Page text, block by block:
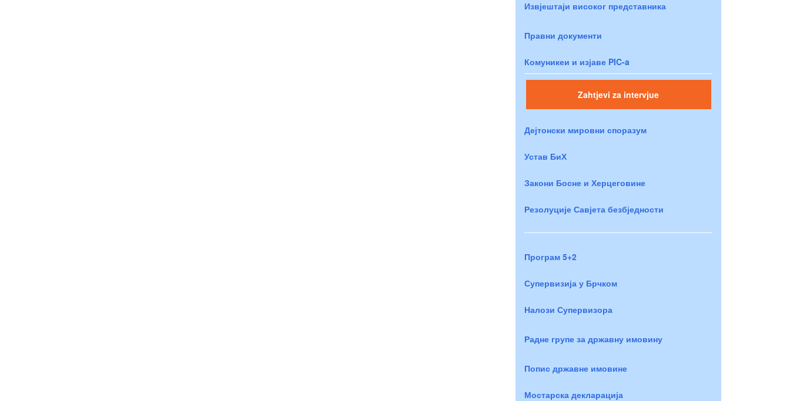
Извјештаји високог представника
Правни документи
Комуникеи и изјаве PIC-a
Zahtjevi za intervjue
Дејтонски мировни споразум
Устав БиХ
Закони Босне и Херцеговине
Резолуције Савјета безбједности
Програм 5+2
Супервизија у Брчком
Налози Супервизора
Радне групе за државну имовину
Попис државне имовине
Мостарска декларација